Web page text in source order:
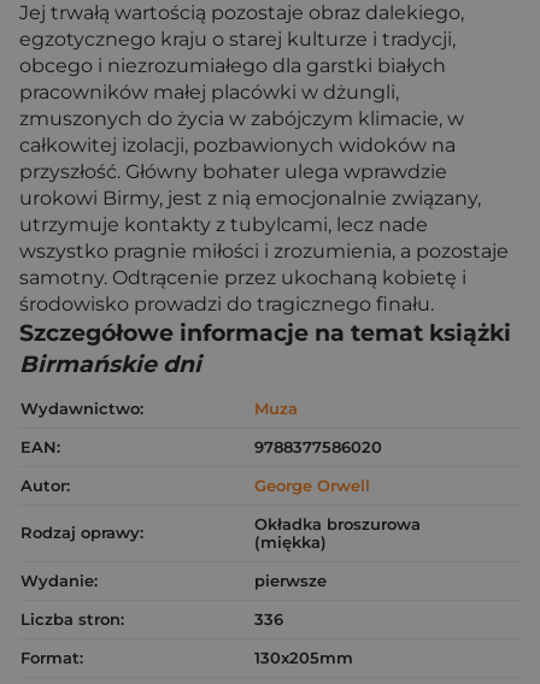
Jej trwałą wartością pozostaje obraz dalekiego,
egzotycznego kraju o starej kulturze i tradycji,
obcego i niezrozumiałego dla garstki białych
pracowników małej placówki w dżungli,
zmuszonych do życia w zabójczym klimacie, w
całkowitej izolacji, pozbawionych widoków na
przyszłość. Główny bohater ulega wprawdzie
urokowi Birmy, jest z nią emocjonalnie związany,
utrzymuje kontakty z tubylcami, lecz nade
wszystko pragnie miłości i zrozumienia, a pozostaje
samotny. Odtrącenie przez ukochaną kobietę i
środowisko prowadzi do tragicznego finału.
Szczegółowe informacje na temat książki
Birmańskie dni
Wydawnictwo:
Muza
EAN:
9788377586020
Autor:
George Orwell
Rodzaj oprawy:
Okładka broszurowa
(miękka)
Wydanie:
pierwsze
Liczba stron:
336
Format:
130x205mm